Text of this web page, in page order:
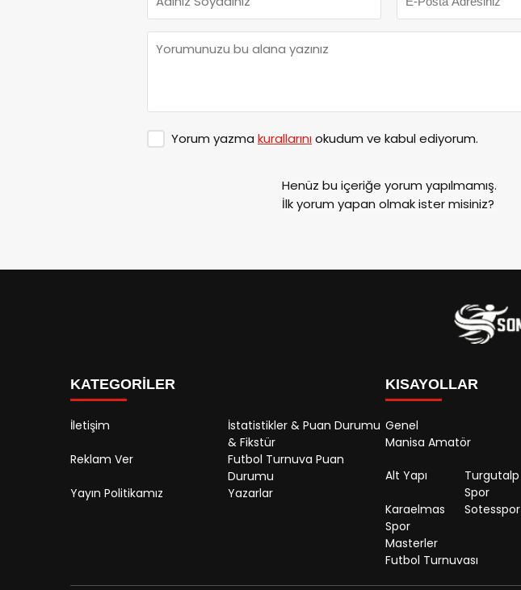
Yorum yazma kurallarınıokudum ve kabul ediyorum.
Henüz bu içeriğe yorum yapılmamış.
İlk yorum yapan olmak ister misiniz?
KATEGORİLER
İletişim
İstatistikler & Puan Durumu
& Fikstür
Reklam Ver
Futbol Turnuva Puan
Durumu
Yayın Politikamız
Yazarlar
KISAYOLLAR
Genel
Manisa Amatör
Alt Yapı
Turgutalp
Spor
Karaelmas
Spor
Sotesspor
Masterler
Futbol Turnuvası